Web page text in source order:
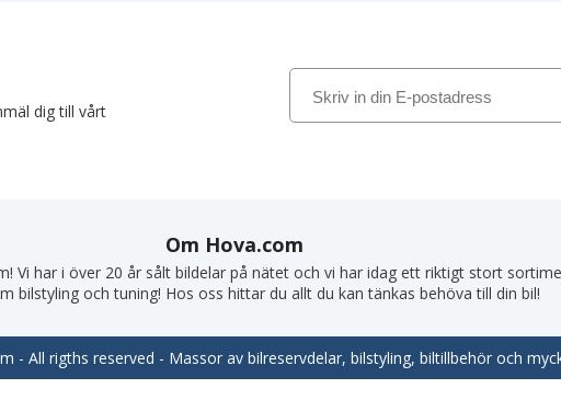
dig till vårt
Om Hova.com
Vi har i över 20 år sålt bildelar på nätet och vi har idag ett riktigt stort
bilstyling och tuning! Hos oss hittar du allt du kan tänkas behöva till din bil!
- All rigths reserved - Massor av bilreservdelar, bilstyling, biltillbehör och